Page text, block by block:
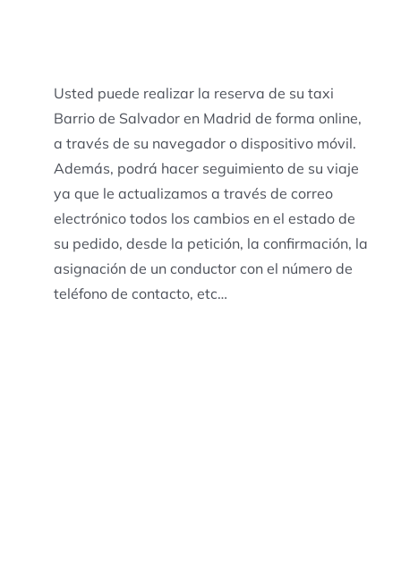
Usted puede realizar la reserva de su taxi
Barrio de Salvador en Madrid de forma online,
a través de su navegador o dispositivo móvil.
Además, podrá hacer seguimiento de su viaje
ya que le actualizamos a través de correo
electrónico todos los cambios en el estado de
su pedido, desde la petición, la confirmación, la
asignación de un conductor con el número de
teléfono de contacto, etc…